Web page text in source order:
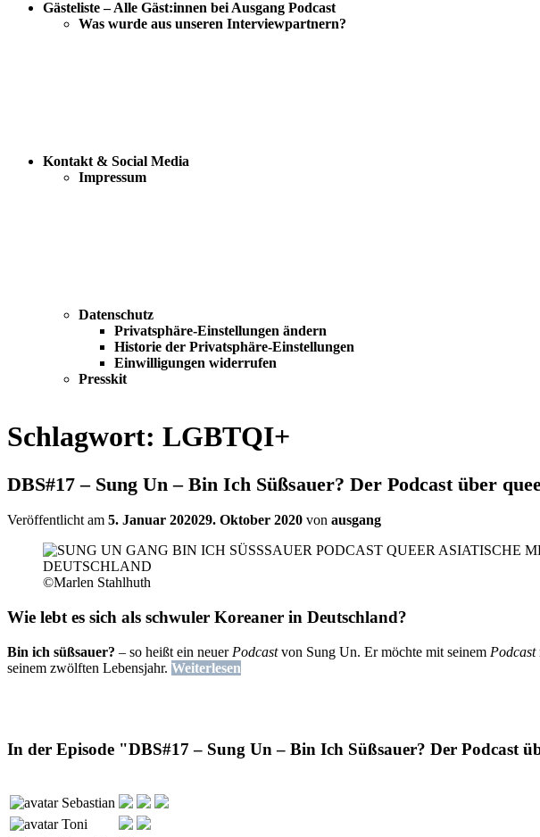
Gästeliste – Alle Gäst:innen bei Ausgang Podcast
Was wurde aus unseren Interviewpartnern?
Kontakt & Social Media
Impressum
Datenschutz
Privatsphäre-Einstellungen ändern
Historie der Privatsphäre-Einstellungen
Einwilligungen widerrufen
Presskit
Schlagwort: LGBTQI+
DBS#17 – Sung Un – Bin Ich Süßsauer? Der Podcast über
Veröffentlicht am 5. Januar 202029. Oktober 2020 von ausgang
©Marlen Stahlhuth
Wie lebt es sich als schwuler Koreaner in Deutschland?
Bin ich süßsauer? – so heißt ein neuer Podcastvon Sung Un. Er möchte mit seinem Podcast
seinem zwölften Lebensjahr. Weiterlesen
In der Episode "DBS#17 – Sung Un – Bin Ich Süßsauer? Der Podcast
Sebastian
Toni